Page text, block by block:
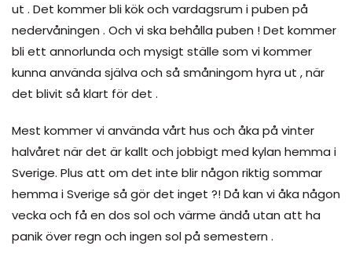
ut . Det kommer bli kök och vardagsrum i puben på
nedervåningen . Och vi ska behålla puben ! Det kommer
bli ett annorlunda och mysigt ställe som vi kommer
kunna använda själva och så småningom hyra ut , när
det blivit så klart för det .
Mest kommer vi använda vårt hus och åka på vinter
halvåret när det är kallt och jobbigt med kylan hemma i
Sverige. Plus att om det inte blir någon riktig sommar
hemma i Sverige så gör det inget ?! Då kan vi åka någon
vecka och få en dos sol och värme ändå utan att ha
panik över regn och ingen sol på semestern .